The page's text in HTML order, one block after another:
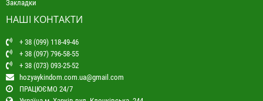
Закладки
НАШІ КОНТАКТИ
+ 38 (099) 118-49-46
+ 38 (097) 796-58-55
+ 38 (073) 093-25-52
hozyaykindom.com.ua@gmail.com
ПРАЦЮЄМО 24/7